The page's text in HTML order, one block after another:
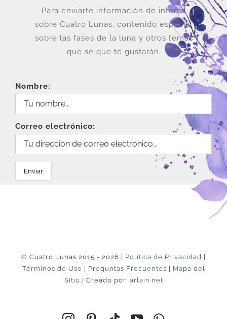
Para enviarte información de interés
sobre Cuatro Lunas, contenido especial
sobre las fases de la luna y otros temas
que sé que te gustarán.
Nombre:
Correo electrónico:
© Cuatro Lunas 2015 - 2026 | Política de Privacidad |
Términos de Uso | Preguntas Frecuentes | Mapa del
Sitio | Creado por: arlain.net